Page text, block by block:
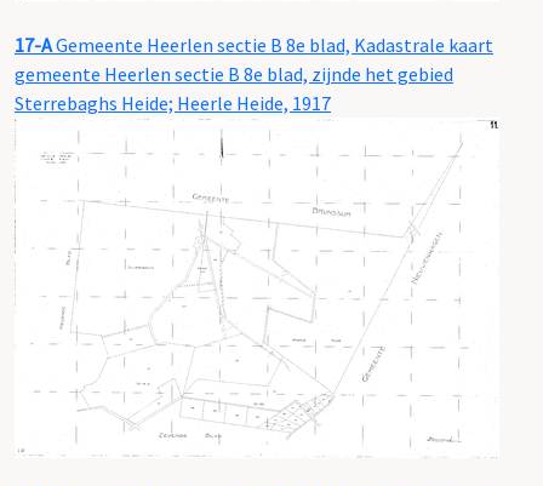
17-AGemeente Heerlen sectie B 8e blad, Kadastrale kaart
gemeente Heerlen sectie B 8e blad, zijnde het gebied
Sterrebaghs Heide; Heerle Heide, 1917